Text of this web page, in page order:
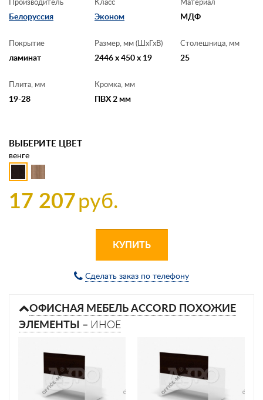
Белоруссия Эконом МДФ
Покрытие
ламинат
Размер, мм (ШхГхВ)
2446 x 450 x 19
Столешница, мм
25
Плита, мм
19-28
Кромка, мм
ПВХ 2 мм
ВЫБЕРИТЕ ЦВЕТ
венге
17 207руб.
КУПИТЬ
Сделать заказ по телефону
ОФИСНАЯ МЕБЕЛЬ ACCORD ПОХОЖИЕ
ЭЛЕМЕНТЫ – ИНОЕ